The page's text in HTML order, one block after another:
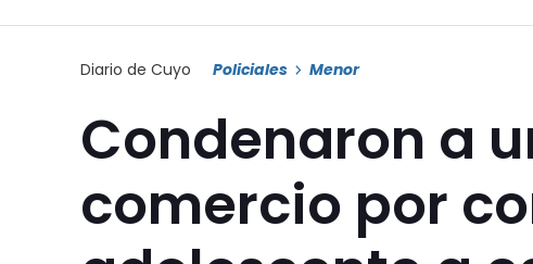
Diario de Cuyo Policiales Menor
Condenaron a
comercio por